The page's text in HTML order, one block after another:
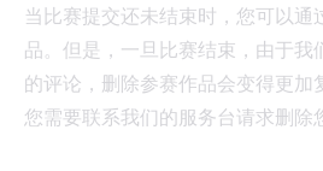
当比赛提交还未结束时，您可以通
品。但是，一旦比赛结束，由于我
的评论，删除参赛作品会变得更加
您需要联系我们的服务台请求删除